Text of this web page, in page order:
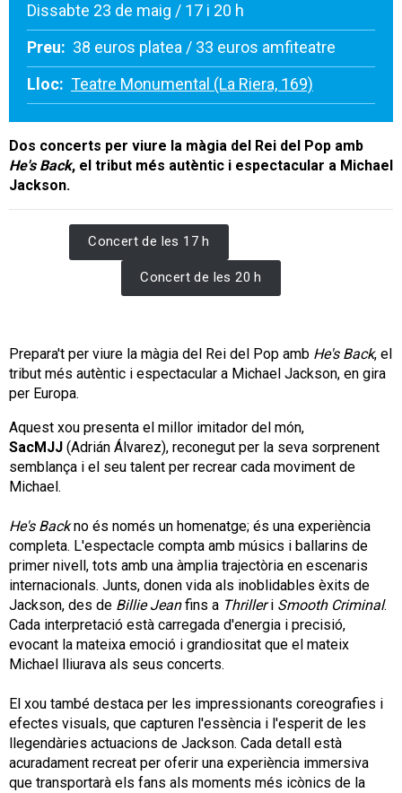
Dissabte 23 de maig / 17 i 20 h
Preu: 38 euros platea / 33 euros amfiteatre
Lloc: Teatre Monumental (La Riera, 169)
Dos concerts per viure la màgia del Rei del Pop amb
He's Back, el tribut més autèntic i espectacular a Michael
Jackson.
Concert de les 17 h
Concert de les 20 h
Prepara't per viure la màgia del Rei del Pop amb He's Back, el
tribut més autèntic i espectacular a Michael Jackson, en gira
per Europa.
Aquest xou presenta el millor imitador del món,
SacMJJ (Adrián Álvarez), reconegut per la seva sorprenent
semblança i el seu talent per recrear cada moviment de
Michael.
He's Backno és només un homenatge; és una experiència
completa. L'espectacle compta amb músics i ballarins de
primer nivell, tots amb una àmplia trajectòria en escenaris
internacionals. Junts, donen vida als inoblidables èxits de
Jackson, des de Billie Jeanfins a Thrilleri Smooth Criminal.
Cada interpretació està carregada d'energia i precisió,
evocant la mateixa emoció i grandiositat que el mateix
Michael lliurava als seus concerts.
El xou també destaca per les impressionants coreografies i
efectes visuals, que capturen l'essència i l'esperit de les
llegendàries actuacions de Jackson. Cada detall està
acuradament recreat per oferir una experiència immersiva
que transportarà els fans als moments més icònics de la